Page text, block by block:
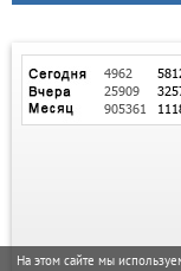
На этом сайте мы